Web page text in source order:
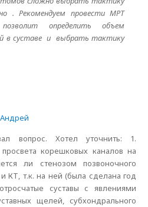
. Рекомендуем провести МРТ
позволит определить объем
в суставе и выбрать тактику
вопрос. Хотел уточнить: 1.
корешковых каналов на
ли стенозом позвоночного
КТ, т.к. на ней (была сделана год
суставы с явлениями
щелей, субхондрального